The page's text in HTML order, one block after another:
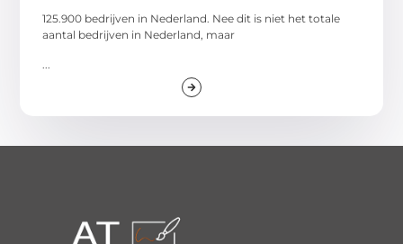
125.900 bedrijven in Nederland. Nee dit is niet het totale
aantal bedrijven in Nederland, maar